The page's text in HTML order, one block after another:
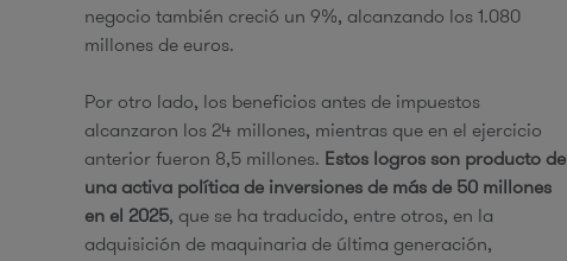
negocio también creció un 9%, alcanzando los 1.080
millones de euros.
Por otro lado, los beneficios antes de impuestos
alcanzaron los 24 millones, mientras que en el ejercicio
anterior fueron 8,5 millones. Estos logros son producto de
una activa política de inversiones de más de 50 millones
en el 2025, que se ha traducido, entre otros, en la
adquisición de maquinaria de última generación,